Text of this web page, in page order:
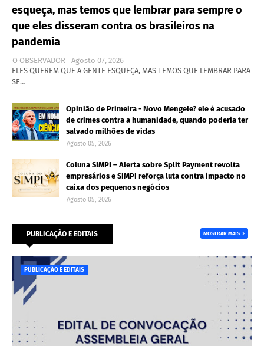
esqueça, mas temos que lembrar para sempre o
que eles disseram contra os brasileiros na
pandemia
O OBSERVADOR
Agosto 07, 2026
ELES QUEREM QUE A GENTE ESQUEÇA, MAS TEMOS QUE LEMBRAR PARA
SE…
Opinião de Primeira - Novo Mengele? ele é acusado
de crimes contra a humanidade, quando poderia ter
salvado milhões de vidas
Agosto 05, 2026
Coluna SIMPI – Alerta sobre Split Payment revolta
empresários e SIMPI reforça luta contra impacto no
caixa dos pequenos negócios
Agosto 05, 2026
PUBLICAÇÃO E EDITAIS MOSTRAR MAIS
PUBLICAÇÃO E EDITAIS